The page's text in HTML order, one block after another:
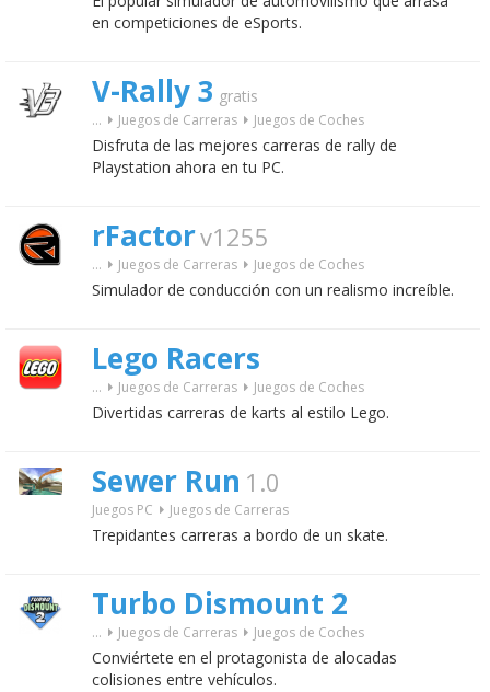
en competiciones de eSports.
V-Rally 3 gratis
... Juegos de Carreras Juegos de Coches
Disfruta de las mejores carreras de rally de
Playstation ahora en tu PC.
rFactorv1255
... Juegos de Carreras Juegos de Coches
Simulador de conducción con un realismo increíble.
Lego Racers
... Juegos de Carreras Juegos de Coches
Divertidas carreras de karts al estilo Lego.
Sewer Run 1.0
Juegos PC Juegos de Carreras
Trepidantes carreras a bordo de un skate.
Turbo Dismount 2
... Juegos de Carreras Juegos de Coches
Conviértete en el protagonista de alocadas
colisiones entre vehículos.